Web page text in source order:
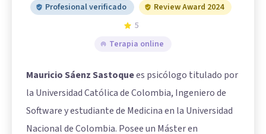
Profesional verificado
Review Award 2024
5
Terapia online
Mauricio Sáenz Sastoquees psicólogo titulado por
la Universidad Católica de Colombia, Ingeniero de
Software y estudiante de Medicina en la Universidad
Nacional de Colombia. Posee un Máster en